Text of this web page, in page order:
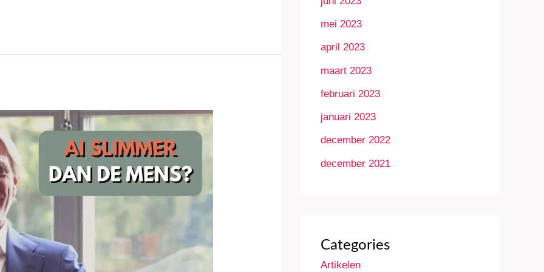
mei 2023
april 2023
maart 2023
februari 2023
januari 2023
december 2022
december 2021
Categories
Artikelen